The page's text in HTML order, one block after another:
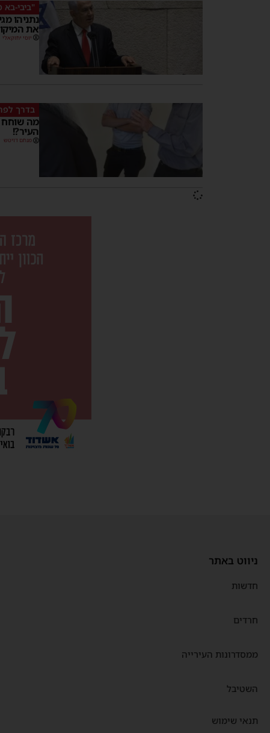
"ביבי-
נתניהו
את
יוסי יחזקאלי
בדרך
מה שוחח
העיר?!
מנחם דויטש
ניווט באתר
חדשות
חרדים
ממסדרונות העירייה
השטיבל
תנאי שימוש